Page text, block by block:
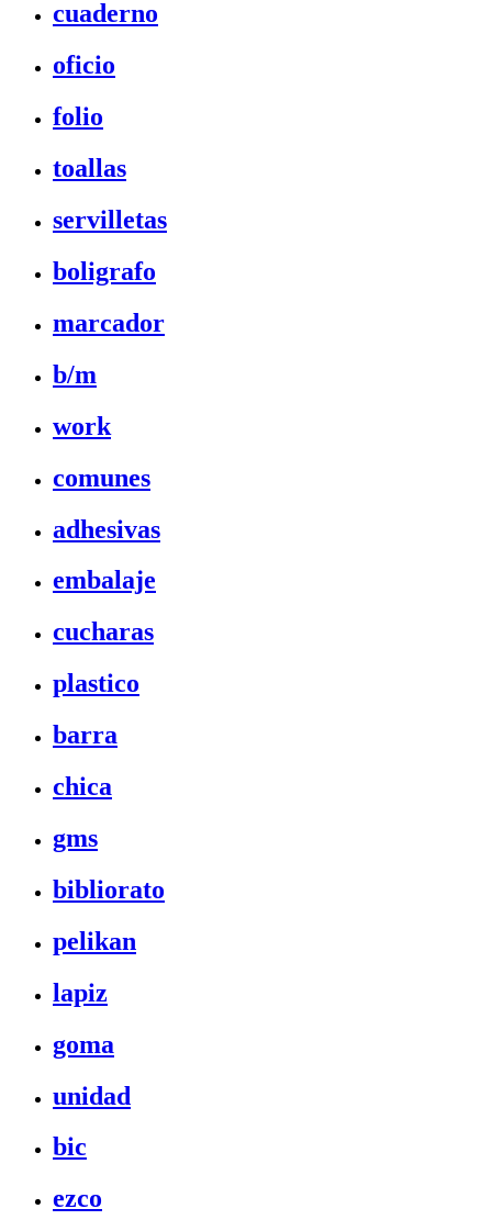
cuaderno
oficio
folio
toallas
servilletas
boligrafo
marcador
b/m
work
comunes
adhesivas
embalaje
cucharas
plastico
barra
chica
gms
bibliorato
pelikan
lapiz
goma
unidad
bic
ezco